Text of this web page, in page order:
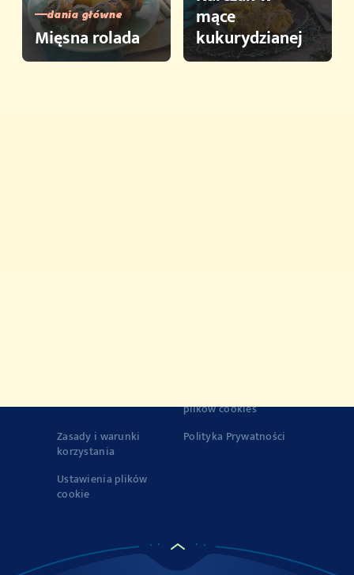
dania główne
Mięsna rolada
mące
kukurydzianej
plików cookies
Zasady i warunki
korzystania
Polityka Prywatności
Ustawienia plików
cookie